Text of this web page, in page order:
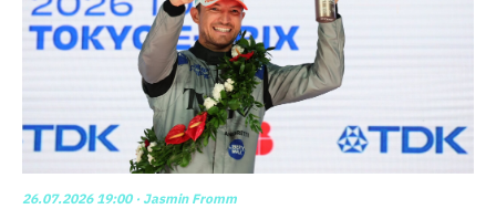
26.07.2026 19:00· Jasmin Fromm